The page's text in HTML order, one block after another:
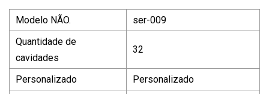
Modelo NÃO.
ser-009
Quantidade de
cavidades
32
Personalizado Personalizado